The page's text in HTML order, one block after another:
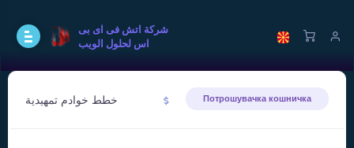
شركة اتش فى اى بى
اس لحلول الويب
خطط خوادم تمهيدية Потрошувачка кошничка